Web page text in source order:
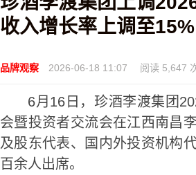
收入增长率上调至
品牌观察 2026-06-18 11:07 阅读 5,647
6月16日，珍酒李渡集团
会暨投资者交流会在江西南昌
及股东代表、国内外投资机构
百余人出席。